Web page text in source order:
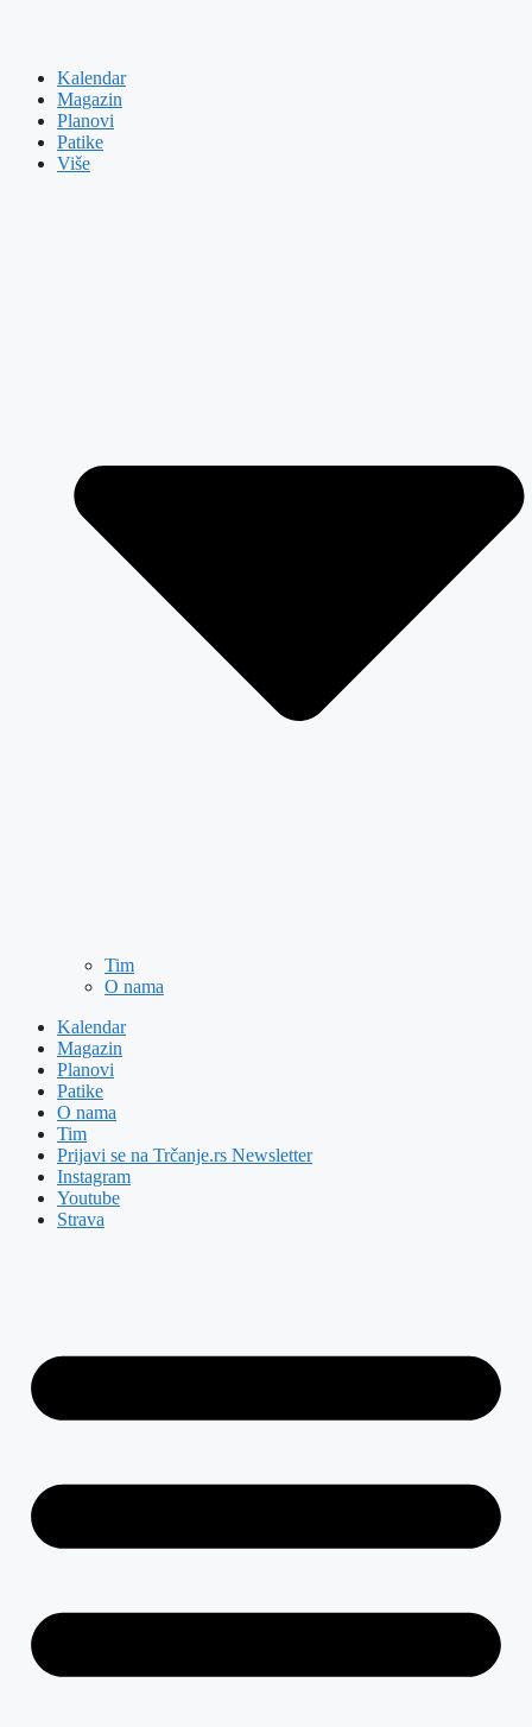
Kalendar
Magazin
Planovi
Patike
Više
Tim
O nama
Kalendar
Magazin
Planovi
Patike
O nama
Tim
Prijavi se na Trčanje.rs Newsletter
Instagram
Youtube
Strava